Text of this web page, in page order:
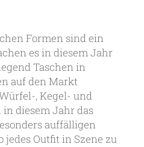
Formen sind ein
es in diesem Jahr
Taschen in
auf den Markt
, Kegel- und
diesem Jahr das
auffälligen
jedes Outfit in Szene zu